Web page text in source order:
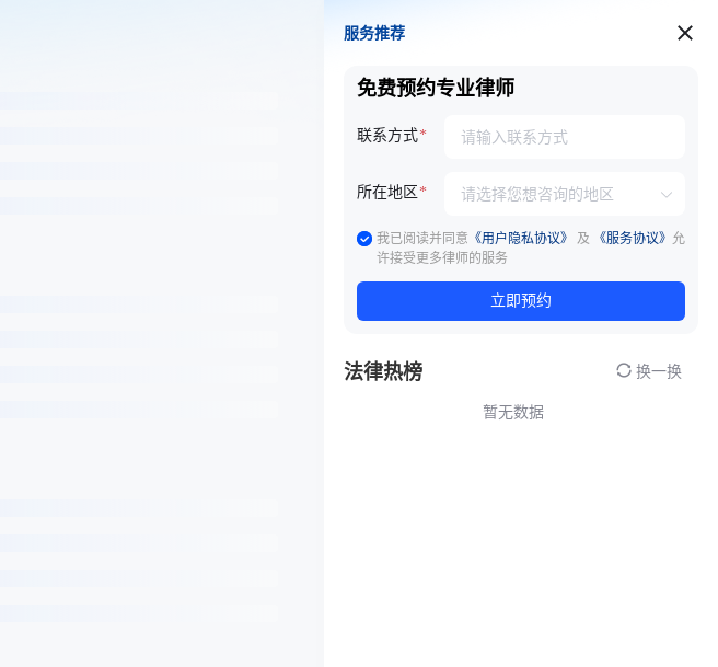
服务推荐
服务推荐
免费预约专业律师
联系方式
所在地区
我已阅读并同意 《用户隐私协议》 及 《服务协议》 允
许接受更多律师的服务
立即预约
法律热榜 换一换
暂无数据